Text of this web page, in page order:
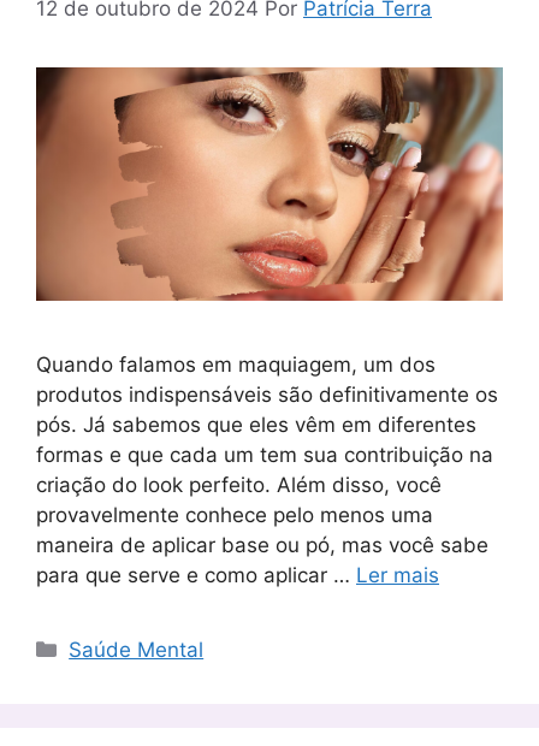
12 de outubro de 2024 Por Patrícia Terra
Quando falamos em maquiagem, um dos
produtos indispensáveis ​​são definitivamente os
pós. Já sabemos que eles vêm em diferentes
formas e que cada um tem sua contribuição na
criação do look perfeito. Além disso, você
provavelmente conhece pelo menos uma
maneira de aplicar base ou pó, mas você sabe
para que serve e como aplicar … Ler mais
Categorias
Saúde Mental